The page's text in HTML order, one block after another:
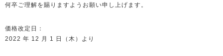
何卒ご理解を賜りますようお願い申し上げます。
価格改定日：
2022 年 12 月 1 日（木）より